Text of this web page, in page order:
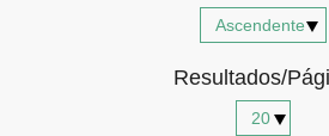
Resultados/